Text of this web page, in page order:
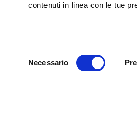
contenuti in linea con le tue
Necessario